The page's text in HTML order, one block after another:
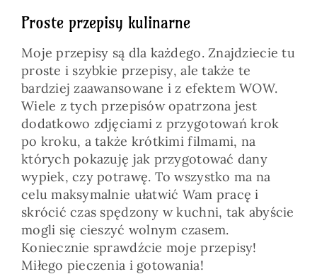
Proste przepisy kulinarne
Moje przepisy są dla każdego. Znajdziecie tu
proste i szybkie przepisy, ale także te
bardziej zaawansowane i z efektem WOW.
Wiele z tych przepisów opatrzona jest
dodatkowo zdjęciami z przygotowań krok
po kroku, a także krótkimi filmami, na
których pokazuję jak przygotować dany
wypiek, czy potrawę. To wszystko ma na
celu maksymalnie ułatwić Wam pracę i
skrócić czas spędzony w kuchni, tak abyście
mogli się cieszyć wolnym czasem.
Koniecznie sprawdźcie moje przepisy!
Miłego pieczenia i gotowania!